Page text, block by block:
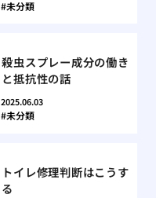
未分類
殺虫スプレー成分の働き
と抵抗性の話
2025.06.03
未分類
トイレ修理判断はこうす
る